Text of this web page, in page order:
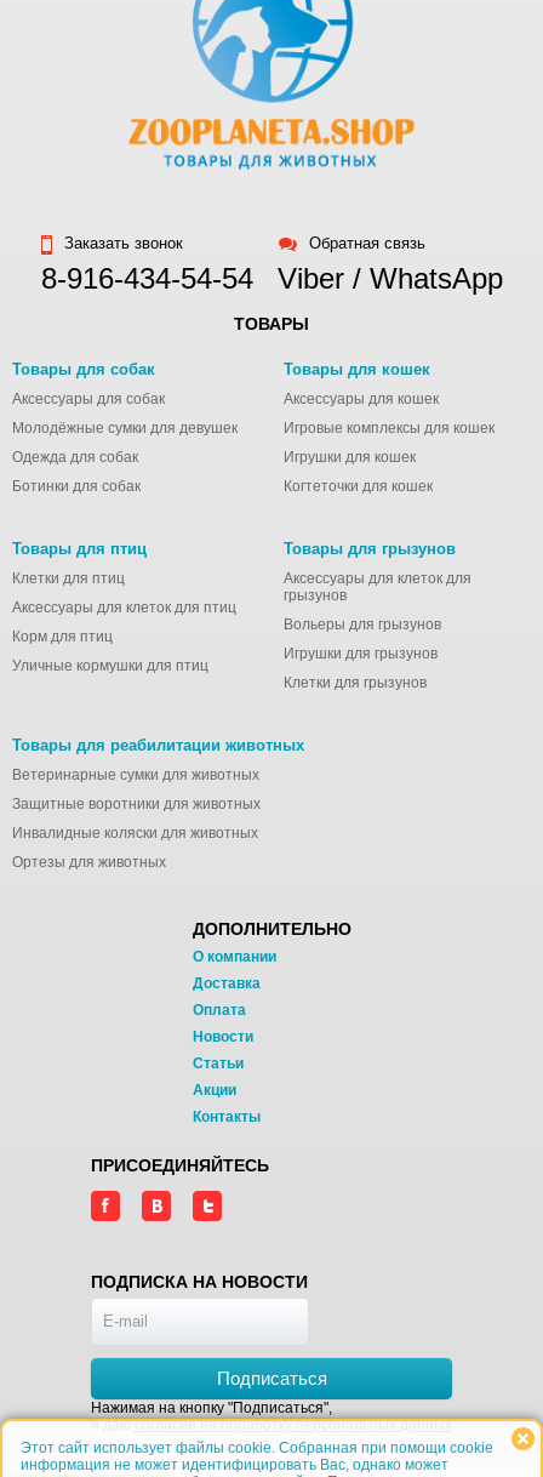
Заказать звонок
8-916-434-54-54
Обратная связь
Viber / WhatsApp
ТОВАРЫ
Товары для собак
Аксессуары для собак
Молодёжные сумки для девушек
Одежда для собак
Ботинки для собак
Товары для кошек
Аксессуары для кошек
Игровые комплексы для кошек
Игрушки для кошек
Когтеточки для кошек
Товары для птиц
Клетки для птиц
Аксессуары для клеток для птиц
Корм для птиц
Уличные кормушки для птиц
Товары для грызунов
Аксессуары для клеток для
грызунов
Вольеры для грызунов
Игрушки для грызунов
Клетки для грызунов
Товары для реабилитации животных
Ветеринарные сумки для животных
Защитные воротники для животных
Инвалидные коляски для животных
Ортезы для животных
ДОПОЛНИТЕЛЬНО
О компании
Доставка
Оплата
Новости
Статьи
Акции
Контакты
ПРИСОЕДИНЯЙТЕСЬ
ПОДПИСКА НА НОВОСТИ
Подписаться
Нажимая на кнопку "Подписаться",
я даюсогласие на обработку персональных данных
Этот сайт использует файлы cookie. Собранная при помощи cookie
информация не может идентифицировать Вас, однако может